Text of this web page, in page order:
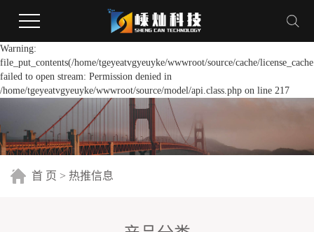
Warning:
file_put_contents(/home/tgeyeatvgyeuyke/wwwroot/source/cache/
failed to open stream: Permission denied in
/home/tgeyeatvgyeuyke/wwwroot/source/model/api.class.php on line 217
首 页 > 热推信息